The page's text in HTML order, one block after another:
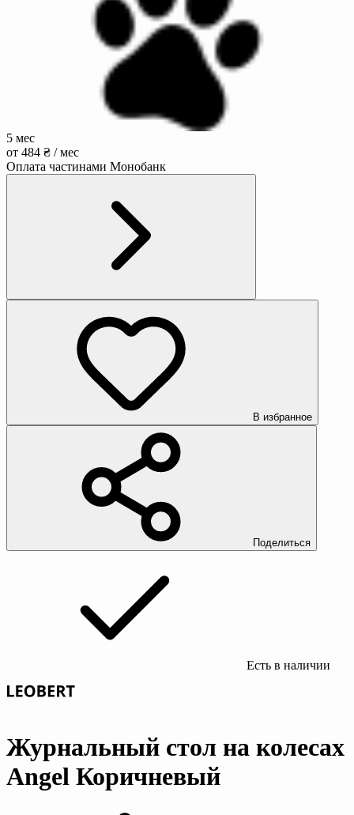
5 мес
от 484 ₴ / мес
Оплата частинами Монобанк
В избранное
Поделиться
Есть в наличии
Журнальный стол на колесах
Angel Коричневый